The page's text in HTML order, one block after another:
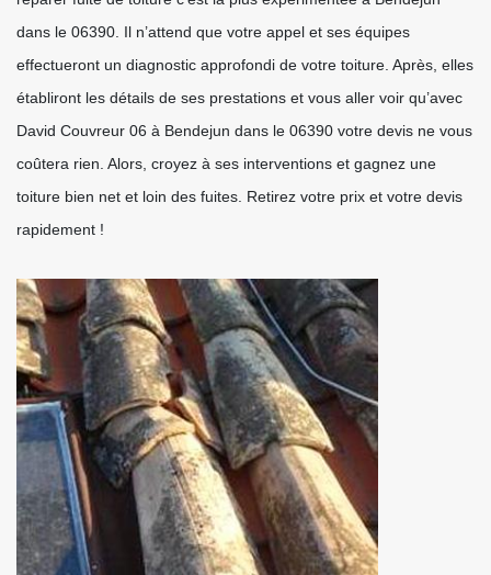
dans le 06390. Il n’attend que votre appel et ses équipes
effectueront un diagnostic approfondi de votre toiture. Après, elles
établiront les détails de ses prestations et vous aller voir qu’avec
David Couvreur 06 à Bendejun dans le 06390 votre devis ne vous
coûtera rien. Alors, croyez à ses interventions et gagnez une
toiture bien net et loin des fuites. Retirez votre prix et votre devis
rapidement !